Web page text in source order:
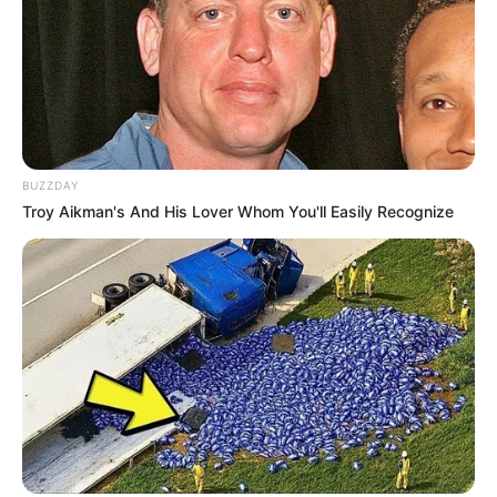
Web Series
Generasi D’Bijis (Vidio | 2023)
Kaget Nikah(We TV, iFlix | 2021), sebagai Lalita
Susah Sinyal the Series(Disney+ Hotstar | 2021), sebagai Kiara
Dunia Maya
Angkringan the Series(Mola TV | 2021), sebagai Ratu
Sosmed(Vidio | 2021), sebagai Nadya
Heart (Vidio | 2019), sebagai Luna
Single
Thinkin’ Bout U (2018)
Sebagai Penyanyi yang Ditampilkan
BUZZDAY
Troy Aikman's And His Lover Whom You'll Easily Recognize